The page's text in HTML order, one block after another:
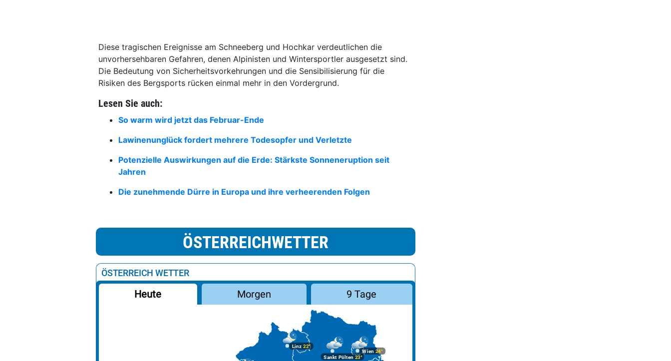
Diese tragischen Ereignisse am Schneeberg und Hochkar verdeutlichen die
unvorhersehbaren Gefahren, denen Alpinisten und Wintersportler ausgesetzt sind.
Die Bedeutung von Sicherheitsvorkehrungen und die Sensibilisierung für die
Risiken des Bergsports rücken einmal mehr in den Vordergrund.
Lesen Sie auch:
So warm wird jetzt das Februar-Ende
Lawinenunglück fordert mehrere Todesopfer und Verletzte
Potenzielle Auswirkungen auf die Erde: Stärkste Sonneneruption seit
Jahren
Die zunehmende Dürre in Europa und ihre verheerenden Folgen
ÖSTERREICHWETTER
ÖSTERREICH WETTER
Heute Morgen 9 Tage
Linz 22°
Wien 24°
Sankt Pölten 23°